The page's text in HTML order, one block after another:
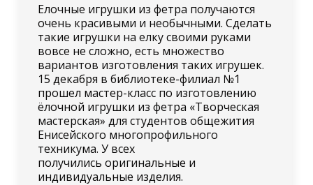
Елочные игрушки из фетра получаются
очень красивыми и необычными. Сделать
такие игрушки на елку своими руками
вовсе не сложно, есть множество
вариантов изготовления таких игрушек.
15 декабря в библиотеке-филиал №1
прошел мастер-класс по изготовлению
ёлочной игрушки из фетра «Творческая
мастерская» для студентов общежития
Енисейского многопрофильного
техникума. У всех
получились оригинальные и
индивидуальные изделия.